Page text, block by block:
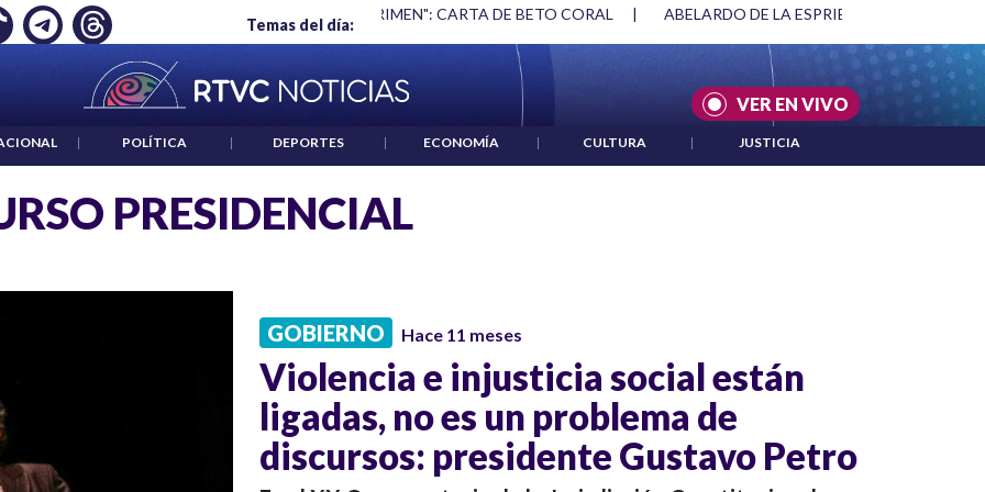
Temas del día:
EMPLEO: JP MORGAN "HABLAR NO ES UN CRIMEN": CARTA DE BETO CORAL | ABELARDO DE LA ESPRIELLA Y DMG
VER EN VIVO
| POLÍTICA | DEPORTES | ECONOMÍA | CULTURA | JUSTICIA
PRESIDENCIAL
GOBIERNO Hace 11 meses
Violencia e injusticia social están
ligadas, no es un problema de
discursos: presidente Gustavo Petro